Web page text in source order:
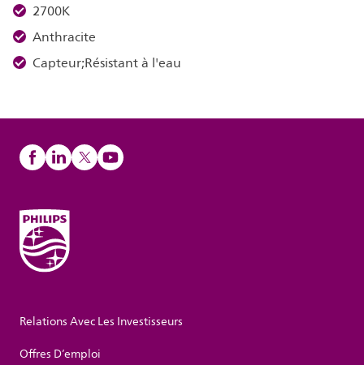
2700K
Anthracite
Capteur;Résistant à l'eau
Relations Avec Les Investisseurs
Offres D’emploi